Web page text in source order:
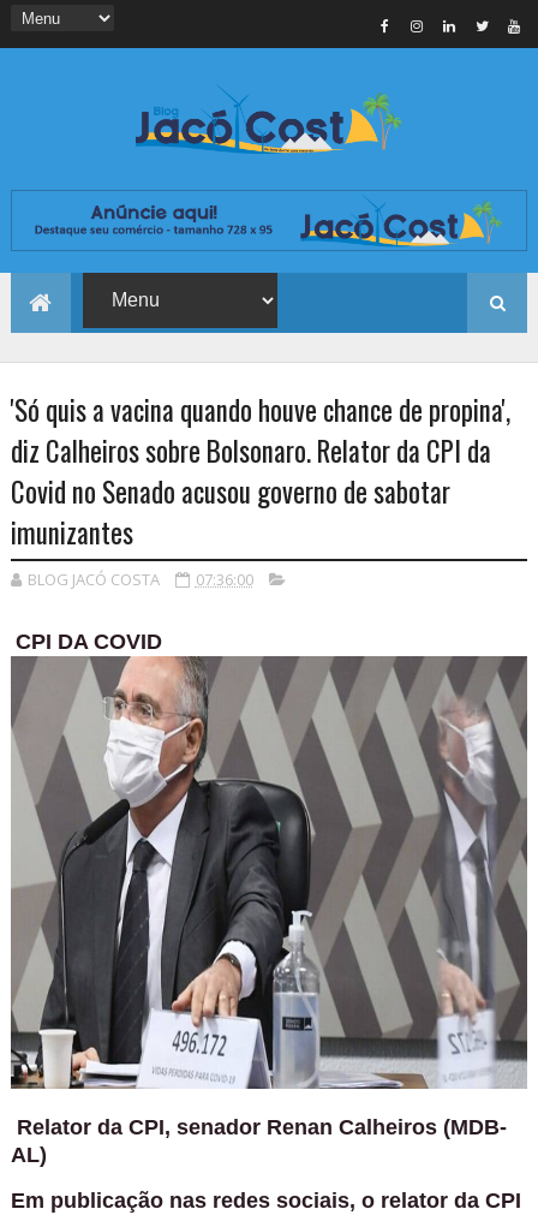
'Só quis a vacina quando houve chance de propina',
diz Calheiros sobre Bolsonaro. Relator da CPI da
Covid no Senado acusou governo de sabotar
imunizantes
BLOG JACÓ COSTA 07:36:00
CPI DA COVID
Relator da CPI, senador Renan Calheiros (MDB-
AL)
Em publicação nas redes sociais, o relator da CPI